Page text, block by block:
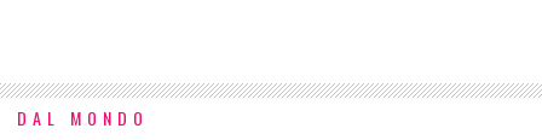
DAL MONDO